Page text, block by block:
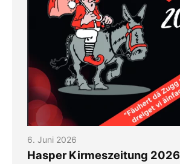
6. Juni 2026
Hasper Kirmeszeitung 2026